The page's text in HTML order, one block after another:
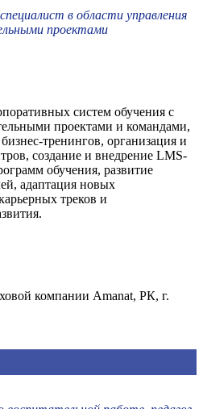
в области управления
проектами
систем обучения с
проектами и командами,
тренингов, организация и
создание и внедрение LMS-
обучения, развитие
адаптация новых
треков и
компании Amanat, РК, г.